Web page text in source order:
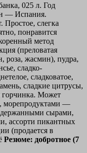
025 л. Год
— Испания.
слегка
понравится
метод
(преловатая
жасмин), пудра,
сладко-
сладковатое,
сладкие цитрусы,
горчинка. Может
морепродуктами —
сырами,
ассорти пикантных
(продается в
Резюме: добротное (7